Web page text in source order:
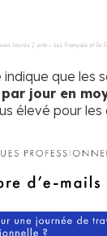
indique que les
jour en
élevé pour les